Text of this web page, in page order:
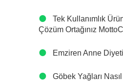
Tek Kullanımlık
Çözüm Ortağınız
Emziren Anne Diyeti
Göbek Yağları